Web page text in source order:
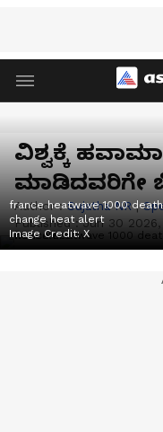
ವಿಶ್ವಕ್ಕೆ
ಮಾಡಿದವರಿಗೇ
Author :Sujatha NR|
Published :Jun 30 2026,
france heatwave 1000
change heat alert
Image Credit:X